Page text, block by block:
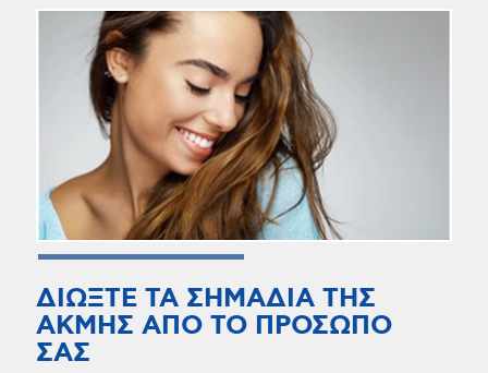
ΔΙΩΞΤΕ ΤΑ ΣΗΜΑΔΙΑ ΤΗΣ
ΑΚΜΗΣ ΑΠΟ ΤΟ ΠΡΟΣΩΠΟ
ΣΑΣ